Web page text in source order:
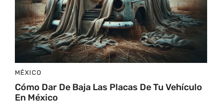
MÉXICO
Cómo Dar De Baja Las Placas De Tu Vehículo
En México